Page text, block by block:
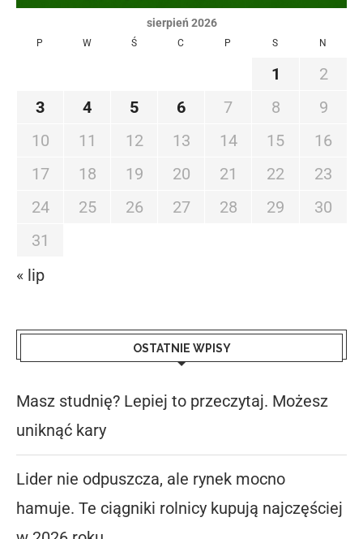
sierpień 2026
P W Ś C P S N
1
2
3
4 5 6 7 8
9
10
11 12 13 14 15
16
17
18 19 20 21 22
23
24
25 26 27 28 29
30
31
« lip
OSTATNIE WPISY
Masz studnię? Lepiej to przeczytaj. Możesz
uniknąć kary
Lider nie odpuszcza, ale rynek mocno
hamuje. Te ciągniki rolnicy kupują najczęściej